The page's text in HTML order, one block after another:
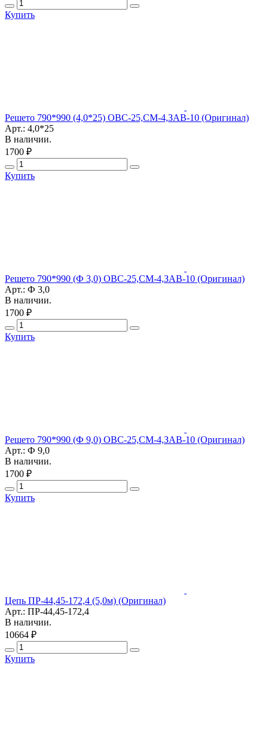
Купить
Решето 790*990 (4,0*25) ОВС-25,СМ-4,ЗАВ-10 (Оригинал)
Арт.: 4,0*25
В наличии.
1700 ₽
Купить
Решето 790*990 (Ф 3,0) ОВС-25,СМ-4,ЗАВ-10 (Оригинал)
Арт.: Ф 3,0
В наличии.
1700 ₽
Купить
Решето 790*990 (Ф 9,0) ОВС-25,СМ-4,ЗАВ-10 (Оригинал)
Арт.: Ф 9,0
В наличии.
1700 ₽
Купить
Цепь ПР-44,45-172,4 (5,0м) (Оригинал)
Арт.: ПР-44,45-172,4
В наличии.
10664 ₽
Купить